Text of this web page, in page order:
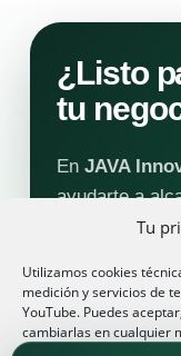
Tu
Utilizamos cookies
medición y servicios de
YouTube. Puedes
cambiarlas en cualquier
¿Listo
tu
En JAVA
ayudarte a
una consulta
podemos